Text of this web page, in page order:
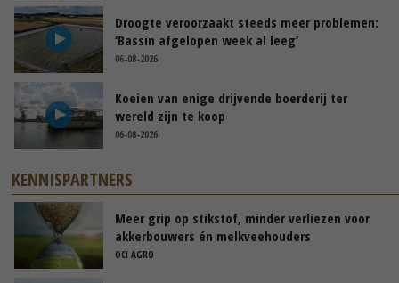
Droogte veroorzaakt steeds meer problemen:
‘Bassin afgelopen week al leeg’
06-08-2026
Koeien van enige drijvende boerderij ter
wereld zijn te koop
06-08-2026
KENNISPARTNERS
Meer grip op stikstof, minder verliezen voor
akkerbouwers én melkveehouders
OCI AGRO